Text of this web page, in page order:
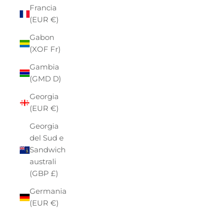
Francia
(EUR €)
Gabon
(XOF Fr)
Gambia
(GMD D)
Georgia
(EUR €)
Georgia
del Sud e
Sandwich
australi
(GBP £)
Germania
(EUR €)